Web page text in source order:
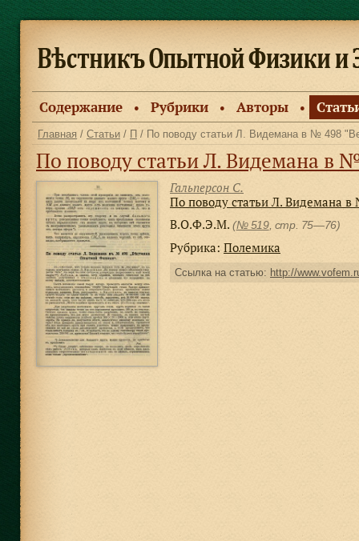
Содержание ● Рубрики ● Авторы ●
Главная / Статьи / П / По поводу статьи Л. Видемана в № 498
По поводу статьи Л. Видемана в
Гальперсон С.
По поводу статьи Л. Видемана
В.О.Ф.Э.М. (№ 519, стр. 75—76)
Рубрика: Полемика
Ссылка на статью: http://